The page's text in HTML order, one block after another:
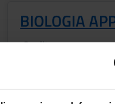
BIOLOGIA
Credits
1 SEMESTRE